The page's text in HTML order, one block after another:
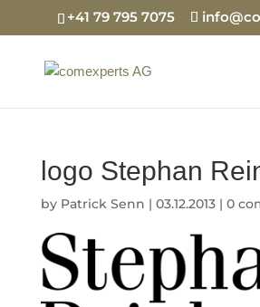
+41 79 795 7075
logo Stephan
by Patrick Senn | 03.12.2013| 0